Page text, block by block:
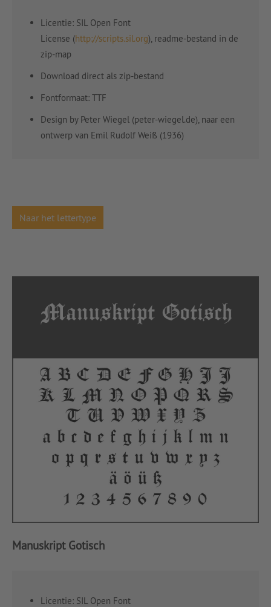
Licentie: SIL Open Font
License (http://scripts.sil.org), readme-bestand in de
zip-map
Download direct als zip-bestand
Fontformaat: TTF
Design by Peter Wiegel (peter-wiegel.de), naar een
ontwerp van Emil Rudolf Weiß (1936)
Naar het lettertype
Manuskript Gotisch
Licentie: SIL Open Font